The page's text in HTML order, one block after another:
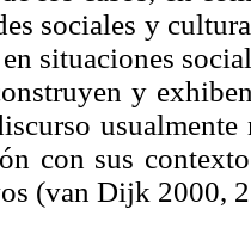
sociales y
situaciones
y
usualmente
con sus
(van Dijk 2000,